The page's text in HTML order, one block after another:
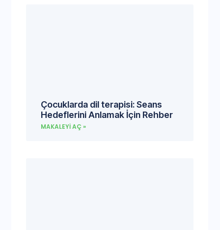
Çocuklarda dil terapisi: Seans
Hedeflerini Anlamak İçin Rehber
MAKALEYI AÇ »